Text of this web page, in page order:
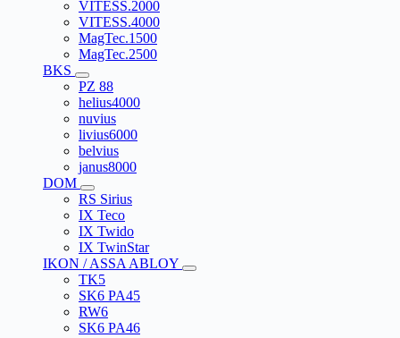
VITESS.2000
VITESS.4000
MagTec.1500
MagTec.2500
BKS
PZ 88
helius4000
nuvius
livius6000
belvius
janus8000
DOM
RS Sirius
IX Teco
IX Twido
IX TwinStar
IKON / ASSA ABLOY
TK5
SK6 PA45
RW6
SK6 PA46